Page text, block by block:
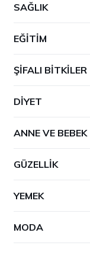
SAĞLIK
EĞITIM
ŞIFALI BITKILER
DIYET
ANNE VE BEBEK
GÜZELLIK
YEMEK
MODA